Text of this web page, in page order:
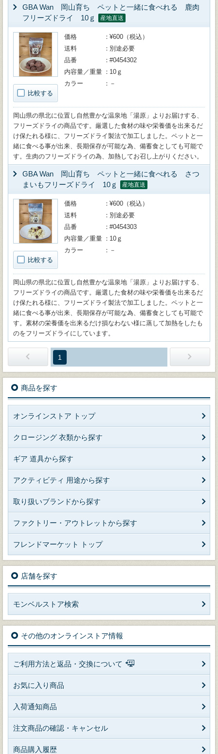
GBA Wan 岡山育ち ペットと一緒に食べれる 鹿肉
フリーズドライ 10ｇ
産地直送
比較する
価格
¥600（税込）
送料
別途必要
品番
#0454302
内容量／重量
10ｇ
カラー
－
岡山県の県北に位置し自然豊かな温泉地「湯原」よりお届けする、
フリーズドライの商品です。厳選した食材の味や栄養価を出来るだ
け保たれる様に、フリーズドライ製法で加工しました。ペットと一
緒に食べる事が出来、長期保存が可能な為、備蓄食としても可能で
す。生肉のフリーズドライの為、加熱してお召し上がりください。
GBA Wan 岡山育ち ペットと一緒に食べれる さつ
まいもフリーズドライ 10ｇ
産地直送
比較する
価格
¥600（税込）
送料
別途必要
品番
#0454303
内容量／重量
10ｇ
カラー
－
岡山県の県北に位置し自然豊かな温泉地「湯原」よりお届けする、
フリーズドライの商品です。厳選した食材の味や栄養価を出来るだ
け保たれる様に、フリーズドライ製法で加工しました。ペットと一
緒に食べる事が出来、長期保存が可能な為、備蓄食としても可能で
す。素材の栄養価を出来るだけ損なわない様に蒸して加熱をしたも
のをフリーズドライにしています。
1
商品を探す
オンラインストア トップ
クロージング 衣類から探す
ギア 道具から探す
アクティビティ 用途から探す
取り扱いブランドから探す
ファクトリー・アウトレットから探す
フレンドマーケット トップ
店舗を探す
モンベルストア検索
その他のオンラインストア情報
ご利用方法と返品・交換について
お気に入り商品
入荷通知商品
注文商品の確認・キャンセル
商品購入履歴